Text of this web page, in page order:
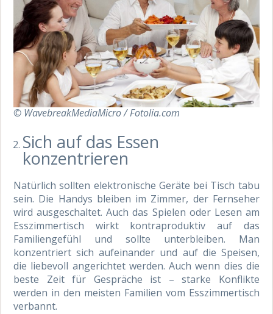
© WavebreakMediaMicro / Fotolia.com
Sich auf das Essen
konzentrieren
Natürlich sollten elektronische Geräte bei Tisch tabu
sein. Die Handys bleiben im Zimmer, der Fernseher
wird ausgeschaltet. Auch das Spielen oder Lesen am
Esszimmertisch wirkt kontraproduktiv auf das
Familiengefühl und sollte unterbleiben. Man
konzentriert sich aufeinander und auf die Speisen,
die liebevoll angerichtet werden. Auch wenn dies die
beste Zeit für Gespräche ist – starke Konflikte
werden in den meisten Familien vom Esszimmertisch
verbannt.